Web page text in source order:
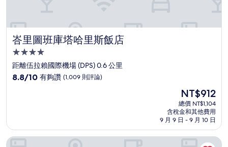
峇里圖班庫塔哈里斯飯店
峇里圖班庫塔哈里斯飯店
4.0
星
級
距離伍拉賴國際機場 (DPS) 0.6 公里
8.8
有
夠
8.8/10 有夠讚 (1,009 則評論)
現
在
價
格
為
NT$912
NT$912
總價 NT$1,104
含稅金和其他費用
9 月 9 日 - 9 月 10 日
卡蒂卡廣場探索飯店